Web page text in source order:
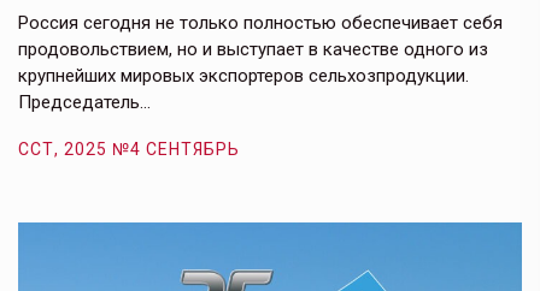
Россия сегодня не только полностью обеспечивает себя
продовольствием, но и выступает в качестве одного из
крупнейших мировых экспортеров сельхозпродукции.
Председатель…
ССТ, 2025 №4 СЕНТЯБРЬ